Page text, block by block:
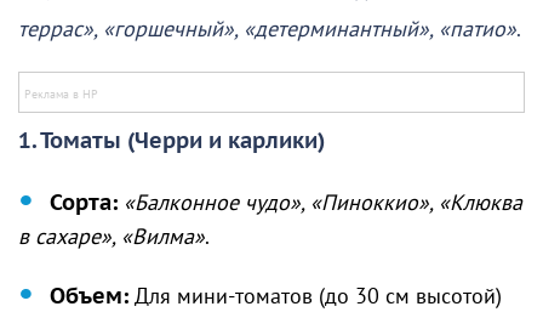
террас», «горшечный», «детерминантный», «патио».
1. Томаты (Черри и карлики)
Сорта: «Балконное чудо», «Пиноккио», «Клюква
в сахаре», «Вилма».
Объем: Для мини-томатов (до 30 см высотой)